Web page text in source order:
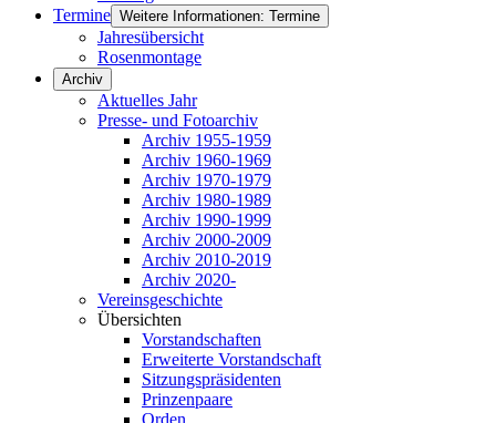
Termine Weitere Informationen: Termine
Jahresübersicht
Rosenmontage
Archiv
Aktuelles Jahr
Presse- und Fotoarchiv
Archiv 1955-1959
Archiv 1960-1969
Archiv 1970-1979
Archiv 1980-1989
Archiv 1990-1999
Archiv 2000-2009
Archiv 2010-2019
Archiv 2020-
Vereinsgeschichte
Übersichten
Vorstandschaften
Erweiterte Vorstandschaft
Sitzungspräsidenten
Prinzenpaare
Orden